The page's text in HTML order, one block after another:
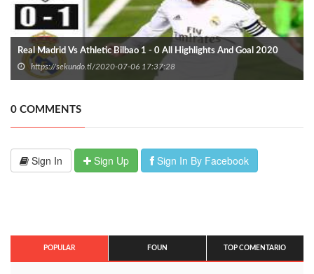
Real Madrid Vs Athletic Bilbao 1 - 0 All Highlights And Goal 2020
https://sekundo.tl/2020-07-06 17:37:28
0 COMMENTS
Sign In Sign Up Sign In By Facebook
POPULAR FOUN TOP COMENTARIO